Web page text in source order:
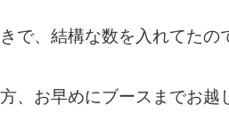
で、結構な数を入れてたの
、お早めにブースまでお越